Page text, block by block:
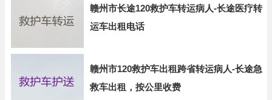
赣州市长途120救护车转运病人-长途医疗转
运车出租电话
赣州市120救护车出租跨省转运病人-长途急
救车出租，按公里收费